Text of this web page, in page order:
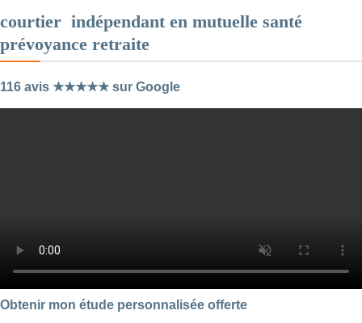
courtier indépendant en mutuelle santé
prévoyance retraite
116 avis ★★★★★ sur Google
Obtenir mon étude personnalisée offerte